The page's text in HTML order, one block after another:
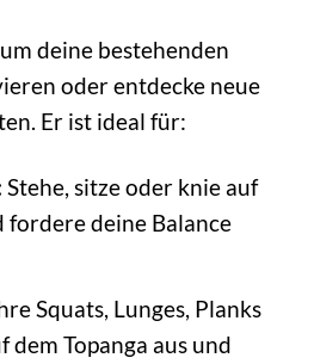
deine bestehenden
oder entdecke neue
Er ist ideal für:
Stehe, sitze oder knie auf
fordere deine Balance
Squats, Lunges, Planks
dem Topanga aus und